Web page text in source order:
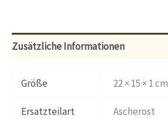
Zusätzliche Informationen
Größe 22 × 15 × 1 cm
Ersatzteilart Ascherost